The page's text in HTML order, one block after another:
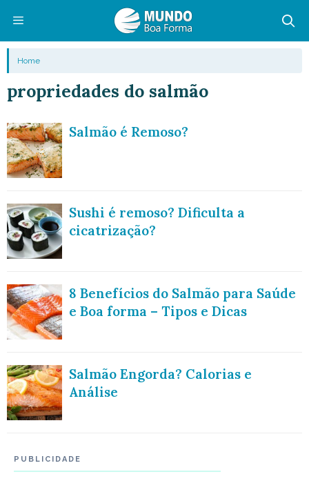
conteúdo
Menu
Home
propriedades do salmão
Salmão é Remoso?
Sushi é remoso? Dificulta a
cicatrização?
8 Benefícios do Salmão para Saúde
e Boa forma – Tipos e Dicas
Salmão Engorda? Calorias e
Análise
PUBLICIDADE